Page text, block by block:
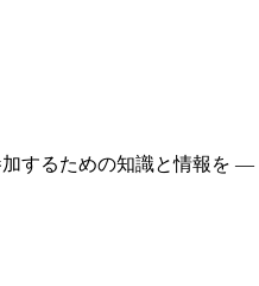
するための知識と情報を